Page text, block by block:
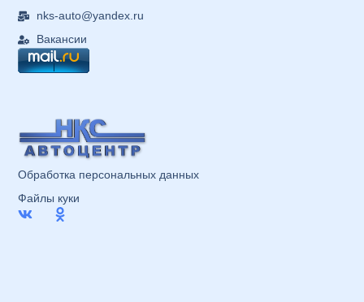
Обработка персональных данных
Файлы куки
nks-auto@yandex.ru
Вакансии